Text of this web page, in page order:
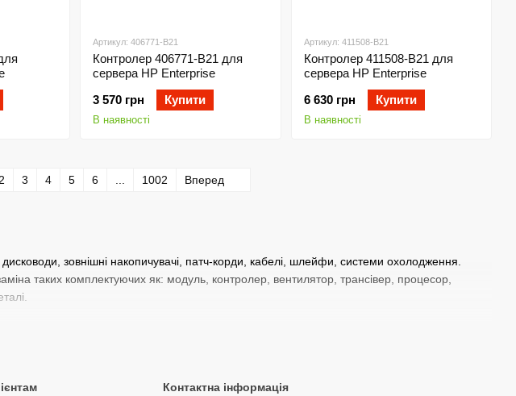
зовнішні накопичувачі, патч-корди, кабелі, шлейфи, системи охолодження.
таких комплектуючих як: модуль, контролер, вентилятор, трансівер, процесор,
Артикул: 406771-B21
Контролер 406771-B21 для
сервера HP Enterprise
3 570 грн
Купити
В наявності
Артикул: 411508-B21
Контролер 411508-B21 для
сервера HP Enterprise
6 630 грн
Купити
В наявності
2 3 4 5 6 1002 Вперед
Контактна інформація